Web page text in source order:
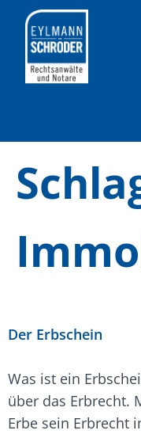
springen
Der Erbschein
Was ist ein
über das Erbrecht.
Erbe sein Erbrecht